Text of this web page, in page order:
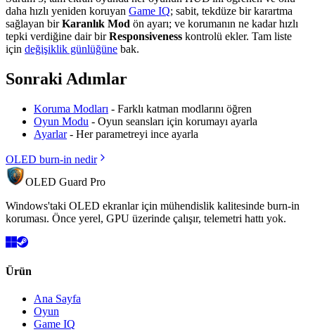
daha hızlı yeniden koruyan Game IQ; sabit, tekdüze bir karartma
sağlayan birKaranlık Mod ön ayarı; ve korumanın ne kadar hızlı
tepki verdiğine dair birResponsiveness kontrolü ekler. Tam liste
için değişiklik günlüğüne bak.
Sonraki Adımlar
Koruma Modları - Farklı katman modlarını öğren
Oyun Modu - Oyun seansları için korumayı ayarla
Ayarlar- Her parametreyi ince ayarla
OLED burn-in nedir
OLED Guard Pro
Windows'taki OLED ekranlar için mühendislik kalitesinde burn-in
koruması. Önce yerel, GPU üzerinde çalışır, telemetri hattı yok.
Ürün
Ana Sayfa
Oyun
Game IQ